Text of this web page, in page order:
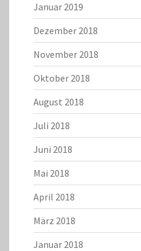
Januar 2019
Dezember 2018
November 2018
Oktober 2018
August 2018
Juli 2018
Juni 2018
Mai 2018
April 2018
März 2018
Januar 2018